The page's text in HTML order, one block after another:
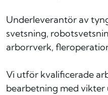
Underleverantör av
svetsning,
arborrverk,
Vi utför kvalificerade
bearbetning med vikter